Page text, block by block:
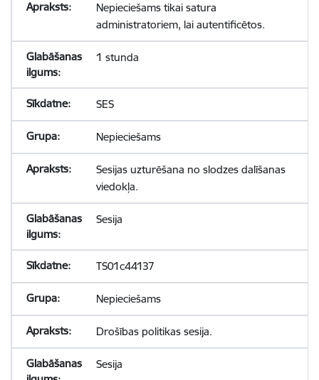
Nepieciešams tikai satura
administratoriem, lai autentificētos.
1 stunda
SES
Nepieciešams
Sesijas uzturēšana no slodzes dalīšanas
viedokļa.
Sesija
TS01c44137
Nepieciešams
Drošības politikas sesija.
Sesija